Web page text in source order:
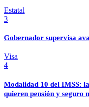
Estatal
3
Gobernador supervisa
Visa
4
Modalidad 10 del IMSS:
quieren pensión y seguro